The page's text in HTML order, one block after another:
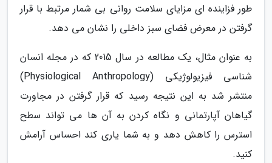
طور فزاینده ای مزایای سلامت روانی بی شمار مرتبط با قرار
گرفتن در معرض فضای سبز داخلی را نشان می دهد.
به عنوان مثال، یک مطالعه در سال 2015 که در مجله انسان
شناسی فیزیولوژیکی (Physiological Anthropology)
منتشر شد به این نتیجه رسید که قرار گرفتن در مجاورت
گیاهان آپارتمانی و نگاه کردن به آن ها می تواند سطح
استرس را کاهش دهد و به شما یاری کند احساس آرامش
کنید.